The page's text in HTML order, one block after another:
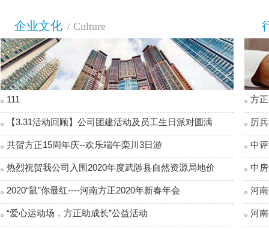
企业文化 / Culture
111
【3.31活动回顾】公司团建活动及员工生日派对圆满
共贺方正15周年庆--欢乐端午栾川3日游
热烈祝贺我公司入围2020年度武陟县自然资源局地价
2020“鼠”你最红----河南方正2020年新春年会
“爱心运动场，方正助成长”公益活动
方
厉
中
中
河
河